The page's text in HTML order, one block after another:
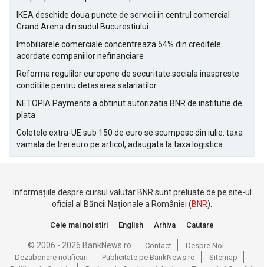
IKEA deschide doua puncte de servicii in centrul comercial
Grand Arena din sudul Bucurestiului
Imobiliarele comerciale concentreaza 54% din creditele
acordate companiilor nefinanciare
Reforma regulilor europene de securitate sociala inaspreste
conditiile pentru detasarea salariatilor
NETOPIA Payments a obtinut autorizatia BNR de institutie de
plata
Coletele extra-UE sub 150 de euro se scumpesc din iulie: taxa
vamala de trei euro pe articol, adaugata la taxa logistica
Informațiile despre cursul valutar BNR sunt preluate de pe site-ul
oficial al Băncii Naționale a României (BNR).
Cele mai noi stiri English Arhiva Cautare
© 2006 - 2026 BankNews.ro Contact
Despre Noi
Dezabonare notificari
Publicitate pe BankNews.ro
Sitemap